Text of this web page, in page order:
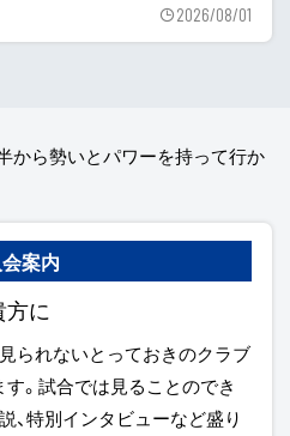
2026/08/01
から勢いとパワーを持って行か
案内
に
られないとっておきのクラブ
。試合では見ることのでき
、特別インタビューなど盛り